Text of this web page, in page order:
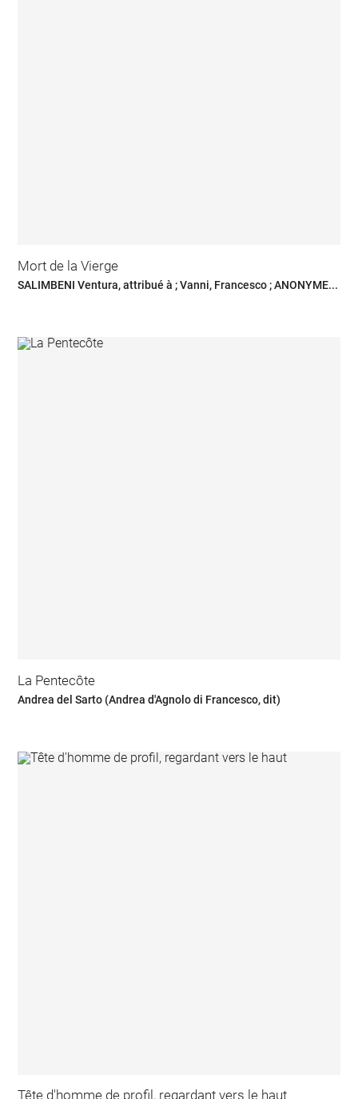
Mort de la Vierge
SALIMBENI Ventura, attribué à ; Vanni, Francesco ; ANONYME...
La Pentecôte
Andrea del Sarto (Andrea d'Agnolo di Francesco, dit)
Tête d'homme de profil, regardant vers le haut